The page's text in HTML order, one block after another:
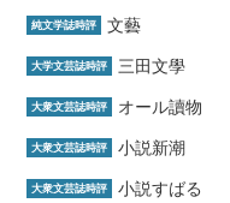
純文学誌時評 文藝
大学文芸誌時評 三田文學
大衆文芸誌時評 オール讀物
大衆文芸誌時評 小説新潮
大衆文芸誌時評 小説すばる